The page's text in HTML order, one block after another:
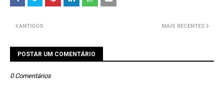
MAIS RECENTES
ANTIGOS
POSTAR UM COMENTÁRIO
0 Comentários